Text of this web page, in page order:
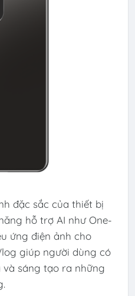
đặc sắc của thiết bị
hỗ trợ AI như One-
ứng điện ảnh cho
giúp người dùng có
sáng tạo ra những